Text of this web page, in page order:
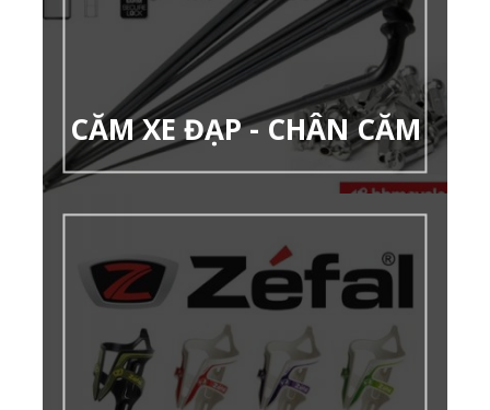
CĂM XE ĐẠP - CHÂN CĂM